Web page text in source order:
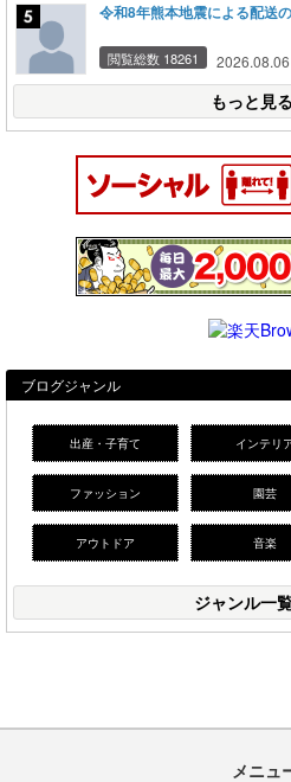
令和8年熊本地震による配送
閲覧総数 18261
もっと見る
ブログジャンル
出産・子育て インテリ
ファッション 園芸
アウトドア 音楽
ジャンル一
メニュ